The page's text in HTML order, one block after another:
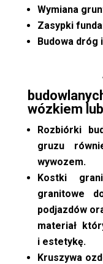
Wymiana
Zasypki
wózkiem
Rozbiórki
gruzu
wywozem.
Kostki
granitowe
podjazdów
materiał
i estetykę.
Kruszywa